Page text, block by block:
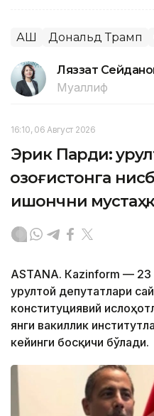
АҚШ Дональд Трамп
Ляззат
Муаллиф
16:10, 06 Август 2026
Эрик Парди:
Қозоғистонга
ишончни
ASTANА. Кazinform — 23
Қурултой депутатлари
конституциявий
янги вакиллик
кейинги босқичи бўлади.